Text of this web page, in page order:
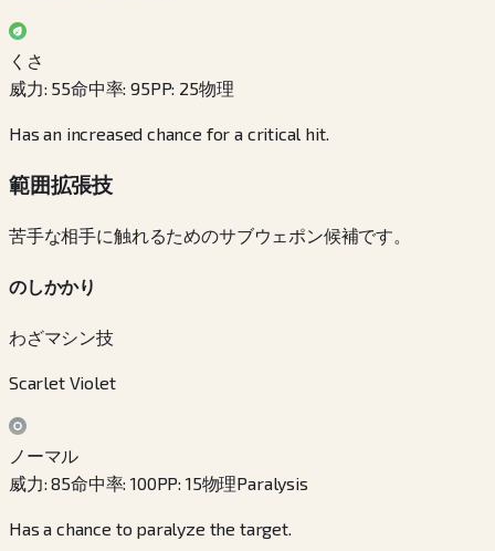
くさ
威力: 55命中率:95PP: 25物理
Has an increased chance for a critical hit.
範囲拡張技
苦手な相手に触れるためのサブウェポン候補です。
のしかかり
わざマシン技
Scarlet Violet
ノーマル
威力:85命中率:100PP: 15物理Paralysis
Has a chance to paralyze the target.